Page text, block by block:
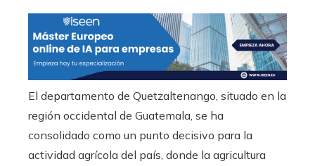
El departamento de Quetzaltenango, situado en la
región occidental de Guatemala, se ha
consolidado como un punto decisivo para la
actividad agrícola del país, donde la agricultura